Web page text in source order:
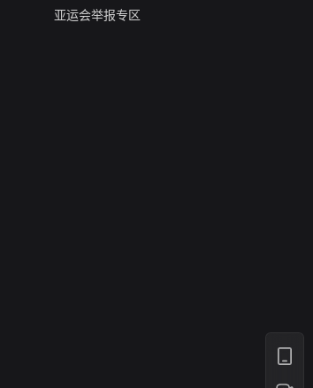
亚运会举报专区